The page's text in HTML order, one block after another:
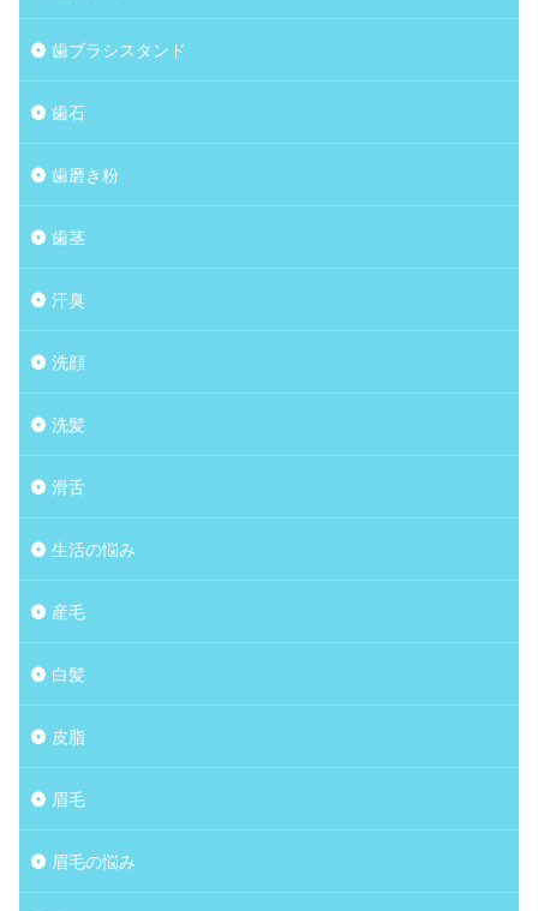
歯ブラシスタンド
歯石
歯磨き粉
歯茎
汗臭
洗顔
洗髪
滑舌
生活の悩み
産毛
白髪
皮脂
眉毛
眉毛の悩み